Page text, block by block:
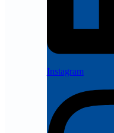
Instagram